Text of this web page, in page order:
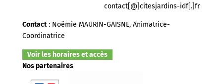
contact[@]citesjardins-idf[.]fr
Contact: Noëmie MAURIN-GAISNE, Animatrice-
Coordinatrice
Voir les horaires et accès
Nos partenaires